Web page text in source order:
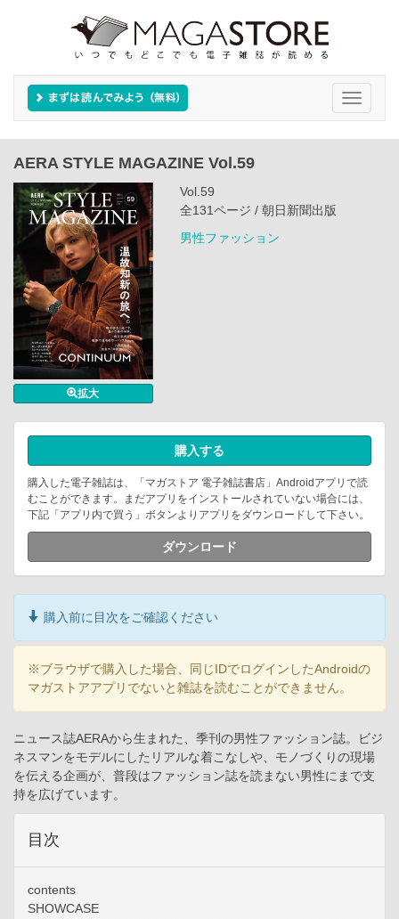
Toggle
AERA STYLE MAGAZINE Vol.59
拡大
Vol.59
全131ページ / 朝日新聞出版
男性ファッション
購入する
購入した電子雑誌は、「マガストア 電子雑誌書店」Androidアプリで読
むことができます。まだアプリをインストールされていない場合には、
下記「アプリ内で買う」ボタンよりアプリをダウンロードして下さい。
ダウンロード
購入前に目次をご確認ください
※ブラウザで購入した場合、同じIDでログインしたAndroidの
マガストアアプリでないと雑誌を読むことができません。
ニュース誌AERAから生まれた、季刊の男性ファッション誌。ビジ
ネスマンをモデルにしたリアルな着こなしや、モノづくりの現場
を伝える企画が、普段はファッション誌を読まない男性にまで支
持を広げています。
目次
contents
SHOWCASE